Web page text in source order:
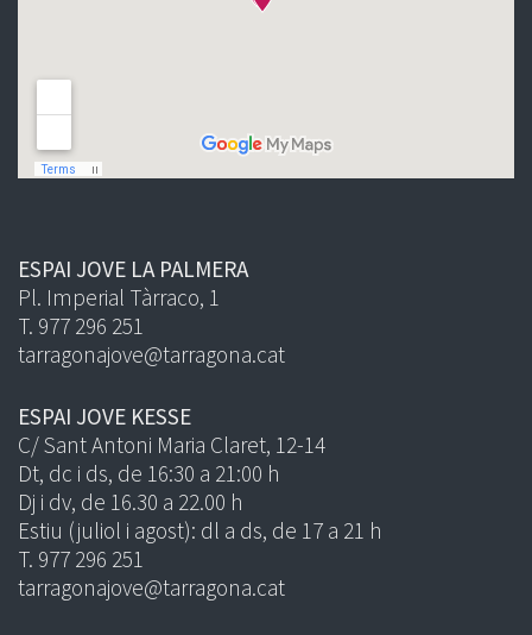
ESPAI JOVE LA PALMERA
Pl. Imperial Tàrraco, 1
T. 977 296 251
tarragonajove@tarragona.cat
ESPAI JOVE KESSE
C/ Sant Antoni Maria Claret, 12-14
Dt, dc i ds, de 16:30 a 21:00 h
Dj i dv, de 16.30 a 22.00 h
Estiu (juliol i agost): dl a ds, de 17 a 21 h
T. 977 296 251
tarragonajove@tarragona.cat